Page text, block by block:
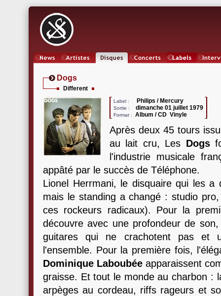
Dogs
Different
Label : Philips / Mercury
Sortie : dimanche 01 juillet 1979
Format : Album / CD Vinyle
Après deux 45 tours
au lait cru, Les Dogs
l'industrie musicale
appâté par le succès de Téléphone.
Lionel Herrmani, le disquaire qui les
mais le standing a changé : studio
ces rockeurs radicaux). Pour la
découvre avec une profondeur de
guitares qui ne crachotent pas et
l'ensemble. Pour la première fois,
Dominique Laboubée apparaissent
graisse. Et tout le monde au charbon :
arpèges au cordeau, riffs rageurs et